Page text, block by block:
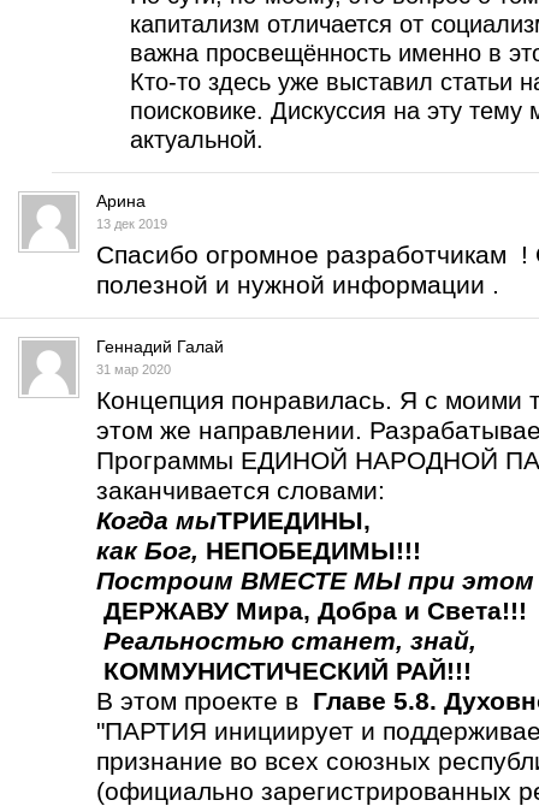
капитализм отличается от
важна просвещённость именно в
Кто-то здесь уже выставил статьи
поисковике. Дискуссия на эту тему
актуальной.
Арина
13 дек 2019
Спасибо огромное разработчикам
полезной и нужной информации .
Геннадий Галай
31 мар 2020
Концепция понравилась. Я с моими
этом же направлении.
Программы ЕДИНОЙ НАРОДНОЙ
заканчивается словами:
Когда мыТРИЕДИНЫ,
как Бог, НЕПОБЕДИМЫ!!!
Построим ВМЕСТЕ МЫ при этом
ДЕРЖАВУ Мира, Добра и Света!!!
Реальностью станет, знай,
КОММУНИСТИЧЕСКИЙ РАЙ!!!
В этом проекте в Главе 5.8.
"ПАРТИЯ инициирует и
признание во всех союзных
(официально зарегистрированных